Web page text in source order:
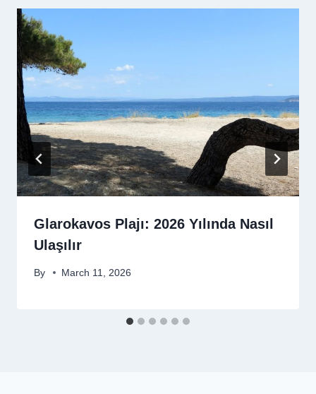
Glarokavos Plajı: 2026 Yılında Nasıl
Ulaşılır
By March 11, 2026